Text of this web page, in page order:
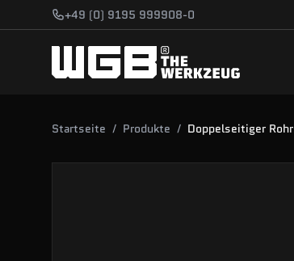
Zum Hauptinhalt springen
+49 (0) 9195 999908-0
Startseite / Produkte / Doppelseitiger